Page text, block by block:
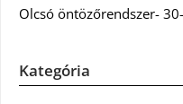
Olcsó öntözőrendszer-
Kategória